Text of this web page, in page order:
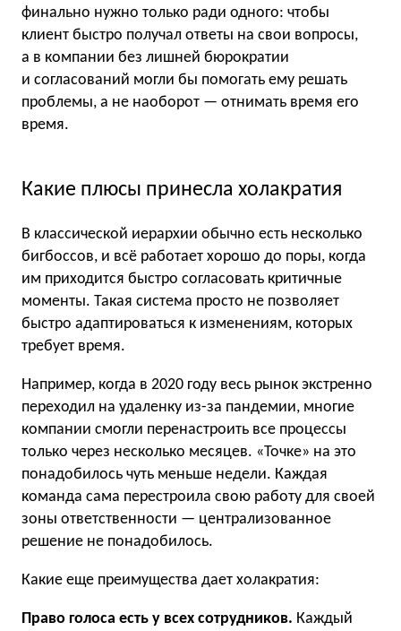
финально нужно только ради одного: чтобы
клиент быстро получал ответы на свои вопросы,
а в компании без лишней бюрократии
и согласований могли бы помогать ему решать
проблемы, а не наоборот — отнимать время его
время.
Какие плюсы принесла холакратия
В классической иерархии обычно есть несколько
бигбоссов, и всё работает хорошо до поры, когда
им приходится быстро согласовать критичные
моменты. Такая система просто не позволяет
быстро адаптироваться к изменениям, которых
требует время.
Например, когда в 2020 году весь рынок экстренно
переходил на удаленку из-за пандемии, многие
компании смогли перенастроить все процессы
только через несколько месяцев. «Точке» на это
понадобилось чуть меньше недели. Каждая
команда сама перестроила свою работу для своей
зоны ответственности — централизованное
решение не понадобилось.
Какие еще преимущества дает холакратия:
Право голоса есть у всех сотрудников. Каждый